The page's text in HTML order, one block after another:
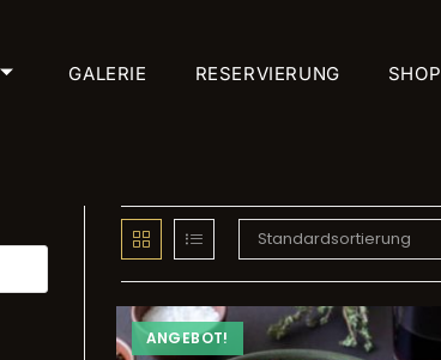
GALERIE RESERVIERUNG SHOP
Standardsortierung
ANGEBOT!